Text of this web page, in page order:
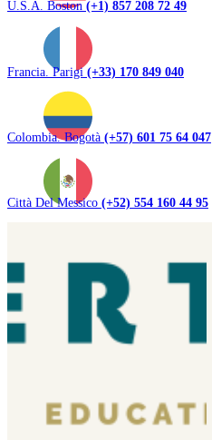
U.S.A. Boston(+1) 857 208 72 49
Francia. Parigi(+33) 170 849 040
Colombia. Bogotà (+57) 601 75 64 047
Città Del Messico (+52) 554 160 44 95